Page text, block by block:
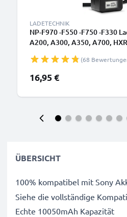
LADETECHNIK
NP-F970 -F550 -F750 -F330
A200, A300, A350, A700,
Akkus von CELLONIC
(68
16,95 €
ÜBERSICHT
100% kompatibel mit Sony
Siehe die vollständige
Echte 10050mAh Kapazität